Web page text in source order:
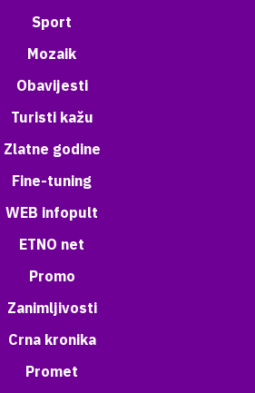
Sport
Mozaik
Obavijesti
Turisti kažu
Zlatne godine
Fine-tuning
WEB infopult
ETNO net
Promo
Zanimljivosti
Crna kronika
Promet